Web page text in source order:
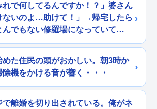
れで何してるんですか！？」婆さん
ないのよ…助けて！」→帰宅したら
んでもない修羅場になっていて…
めた住民の頭がおかしい。朝3時か
除機をかける音が響く・・・
で離婚を切り出されている。俺がネ